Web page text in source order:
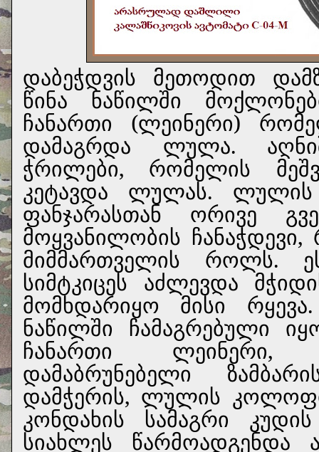
დაბეჭდვის მეთოდით
წინა ნაწილში
ჩანართი (ლეინერი)
დამაგრდა ლულა.
ჭრილები, რომელის
კეტავდა ლულას.
ფანჯარასთან ორივე
მოყვანილობის
მიმმართველის როლს.
სიმტკიცეს აძლევდა
მომხდარიყო მისი
ნაწილში ჩამაგრებული
ჩანართი ლეინერი,
დამაბრუნებელი
დამჭერის, ლულის
კონდახის სამაგრი
სიახლეს წარმოადგენდა